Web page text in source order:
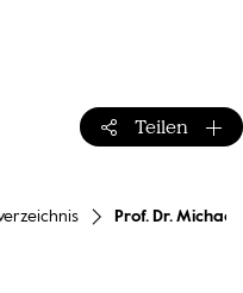
Teilen
Teilen-
Prof. Dr. Michael